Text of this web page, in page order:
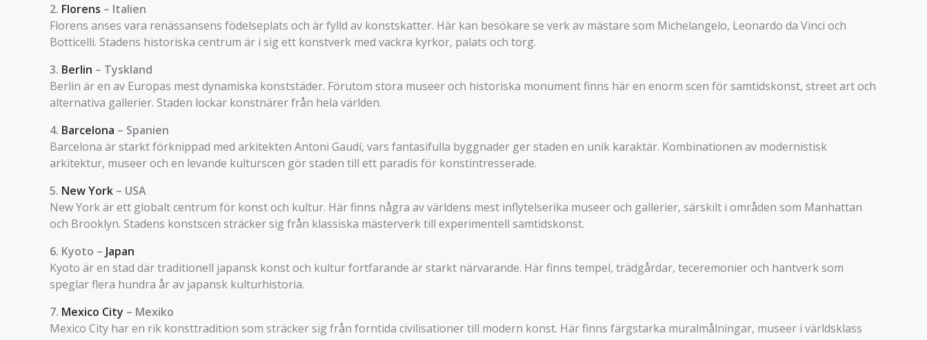
2. Florens – Italien
Florens anses vara renässansens födelseplats och är fylld av konstskatter. Här kan besökare se verk av mästare som Michelangelo, Leonardo da Vinci och
Botticelli. Stadens historiska centrum är i sig ett konstverk med vackra kyrkor, palats och torg.
3. Berlin – Tyskland
Berlin är en av Europas mest dynamiska konststäder. Förutom stora museer och historiska monument finns här en enorm scen för samtidskonst, street art och
alternativa gallerier. Staden lockar konstnärer från hela världen.
4. Barcelona – Spanien
Barcelona är starkt förknippad med arkitekten Antoni Gaudí, vars fantasifulla byggnader ger staden en unik karaktär. Kombinationen av modernistisk
arkitektur, museer och en levande kulturscen gör staden till ett paradis för konstintresserade.
5. New York – USA
New York är ett globalt centrum för konst och kultur. Här finns några av världens mest inflytelserika museer och gallerier, särskilt i områden som Manhattan
och Brooklyn. Stadens konstscen sträcker sig från klassiska mästerverk till experimentell samtidskonst.
6. Kyoto – Japan
Kyoto är en stad där traditionell japansk konst och kultur fortfarande är starkt närvarande. Här finns tempel, trädgårdar, teceremonier och hantverk som
speglar flera hundra år av japansk kulturhistoria.
7. Mexico City – Mexiko
Mexico City har en rik konsttradition som sträcker sig från forntida civilisationer till modern konst. Här finns färgstarka muralmålningar, museer i världsklass